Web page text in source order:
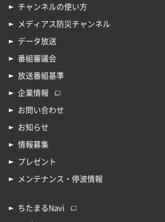
チャンネルの使い方
メディアス防災チャンネル
データ放送
番組審議会
放送番組基準
企業情報
お問い合わせ
お知らせ
情報募集
プレゼント
メンテナンス・停波情報
ちたまるNavi